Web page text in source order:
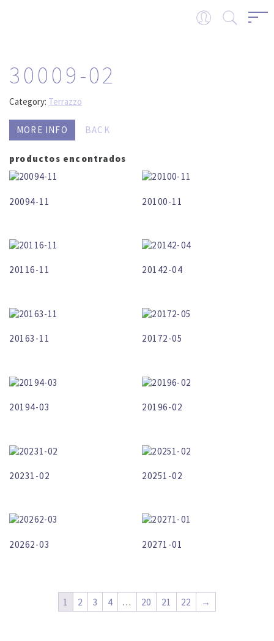
30009-02
Category: Terrazzo
MORE INFO BACK
productos encontrados
20094-11 20100-11
20116-11 20142-04
20163-11 20172-05
20194-03 20196-02
20231-02 20251-02
20262-03 20271-01
1 2 3 4 … 20 21 22 →